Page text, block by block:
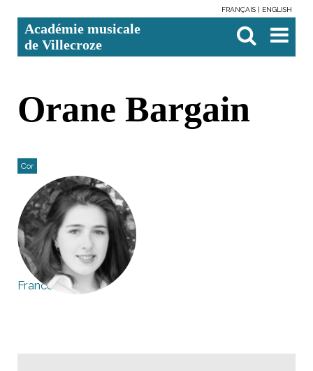
contenu.
Aller
à
personnels
FRANÇAIS ENGLISH
Académie musicale
de Villecroze

avancée…
Orane Bargain
Cor
France